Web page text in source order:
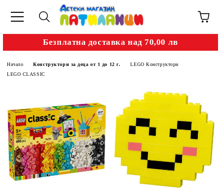
Безплатна доставка над 70,00 лв
Начало Конструктори за деца от 1 до 12 г.
LEGO Конструктори
LEGO CLASSIC